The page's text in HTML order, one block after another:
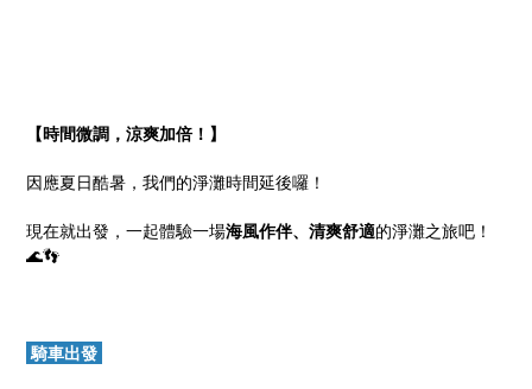
【時間微調，涼爽加倍！】
因應夏日酷暑，我們的淨灘時間延後囉！
現在就出發，一起體驗一場海風作伴、清爽舒適的淨灘之旅吧！
🌊👣
騎車出發